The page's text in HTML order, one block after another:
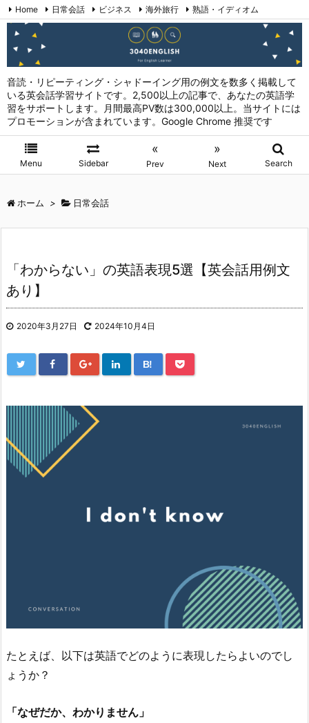
音読・リピーティング・シャドーイング用の例文を数多く掲載して
いる英会話学習サイトです。2,500以上の記事で、あなたの英語学
習をサポートします。月間最高PV数は300,000以上。当サイトには
プロモーションが含まれています。Google Chrome 推奨です
Menu Sidebar
«
Prev
»
Next Search
Home 日常会話 ビジネス 海外旅行
熟語・イディオム
英会話表現 (日本語→英語)
お問い合わせ
ホーム > 日常会話
「わからない」の英語表現5選【英会話用例文
あり】
2020年3月27日 2024年10月4日
B!
たとえば、以下は英語でどのように表現したらよいのでし
ょうか？
「なぜだか、わかりません」